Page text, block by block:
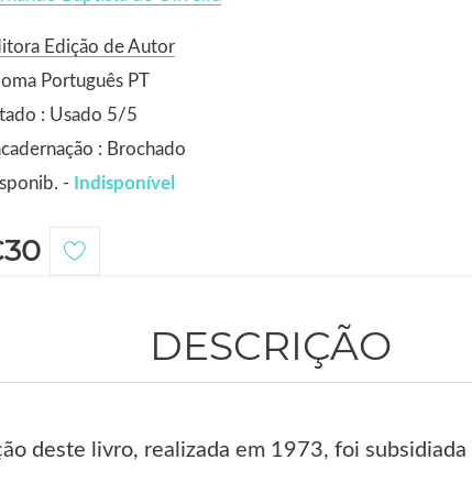
Edição de Autor
Português PT
: Usado 5/5
: Brochado
- Indisponível
DESCRIÇÃO
deste livro, realizada em 1973, foi